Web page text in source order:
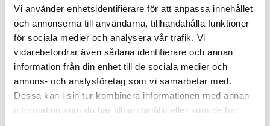
Vi använder enhetsidentifierare för att anpassa innehållet
och annonserna till användarna, tillhandahålla funktioner
för sociala medier och analysera vår trafik. Vi
vidarebefordrar även sådana identifierare och annan
information från din enhet till de sociala medier och
annons- och analysföretag som vi samarbetar med.
Dessa kan i sin tur kombinera informationen med annan
information som du har tillhandahållit eller som de har
större).
STÄLL EN FRÅGA OM PRODUKTEN
Omdömen